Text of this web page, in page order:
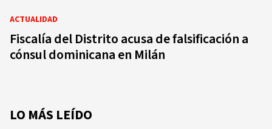
ACTUALIDAD
Fiscalía del Distrito acusa de falsificación a
cónsul dominicana en Milán
LO MÁS LEÍDO